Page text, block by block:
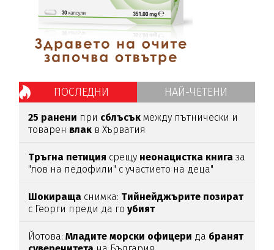
ПОСЛЕДНИ НАЙ-ЧЕТЕНИ
25 ранени при сблъсък между пътнически и
товарен влак в Хърватия
Тръгна петиция срещу неонацистка книга за
"лов на педофили" с участието на деца"
Шокираща снимка: Тийнейджърите позират
с Георги преди да гоубият
Йотова:Младите морски офицери да бранят